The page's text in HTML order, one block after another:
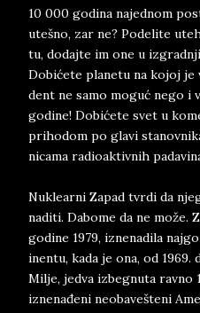
10 000 go­di­na na­jed­nom
utešno, zar ne? Po­de­li­te
tu, do­daj­te im one u
Dobićete pla­ne­tu na ko­joj
dent ne samo moguć nego i
go­di­ne! Dobićete svet u
pri­ho­dom po gla­vi
ni­ca­ma ra­­­dioak­tiv­nih
Nu­kle­ar­ni Za­pad tvr­di da
na­di­ti. Da­bo­me da ne može.
go­di­ne 1979, iz­ne­na­di­la
i­nen­tu, ka­da ­je ona, od
Mil­je, je­dva iz­beg­nu­ta rav­no
iz­ne­nađeni ne­o­ba­vešteni